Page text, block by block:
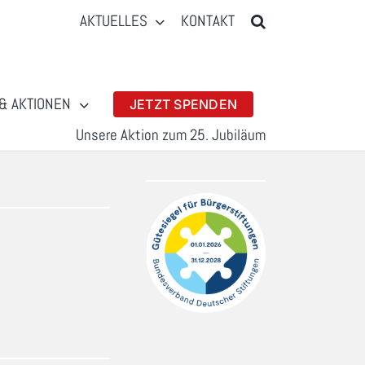
AKTUELLES KONTAKT
AKTIONEN JETZT SPENDEN
Unsere Aktion zum 25. Jubiläum